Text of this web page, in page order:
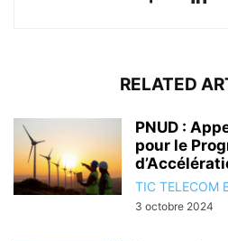
RELATED
PNUD :
pour le
TIC TELECOM
3 octobre 2024